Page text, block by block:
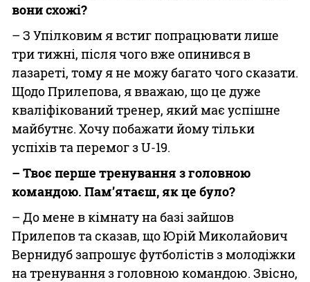
вони схожі?
– З Упілковим я встиг попрацювати лише
три тижні, після чого вже опинився в
лазареті, тому я не можу багато чого сказати.
Щодо Прилепова, я вважаю, що це дуже
кваліфікований тренер, який має успішне
майбутнє. Хочу побажати йому тільки
успіхів та перемог з U-19.
– Твоє перше тренування з головною
командою. Пам’ятаєш, як це було?
– До мене в кімнату на базі зайшов
Прилепов та сказав, що Юрій Миколайович
Вернидуб запрошує футболістів з молодіжки
на тренування з головною командою. Звісно,